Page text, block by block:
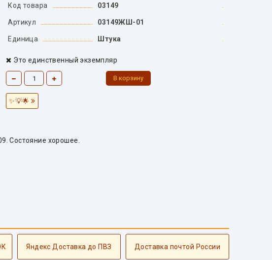
Код товара 03149
Артикул 03149ЖШ-01
Единица Штука
Это единственный экземпляр
✨💡🌟
Состояние хорошее.
Яндекс Доставка до ПВЗ Доставка почтой России